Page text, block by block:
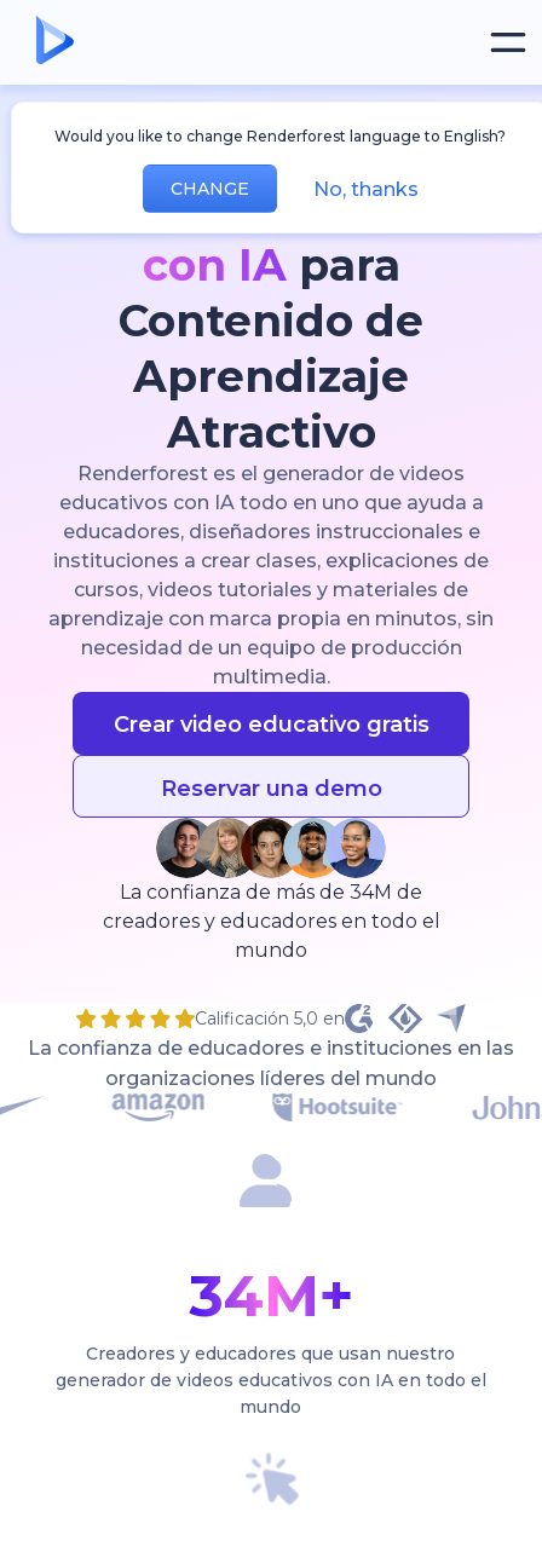
Would you like to change Renderforest language to English?
CHANGE No, thanks
Generador de
Videos Educativos
con IApara
Contenido de
Aprendizaje
Atractivo
Renderforest es el generador de videos
educativos con IA todo en uno que ayuda a
educadores, diseñadores instruccionales e
instituciones a crear clases, explicaciones de
cursos, videos tutoriales y materiales de
aprendizaje con marca propia en minutos, sin
necesidad de un equipo de producción
multimedia.
Crear video educativo gratis
Reservar una demo
La confianza de más de 34M de
creadores y educadores en todo el
mundo
Calificación 5,0 en
La confianza de educadores e instituciones en las
organizaciones líderes del mundo
34M+
Creadores y educadores que usan nuestro
generador de videos educativos con IA en todo el
mundo